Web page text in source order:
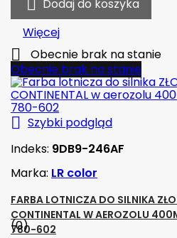

Dodaj do koszyka
Więcej

Obecnie brak na stanie
Obecnie brak na stanie
 Szybki podgląd
Indeks: 9DB9-246AF
Marka: LR color
FARBA LOTNICZA DO SILNIKA
CONTINENTAL W AEROZOLU
780-602
(0)